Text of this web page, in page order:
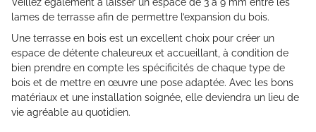
Veillez également à laisser un espace de 3 à 9 mm entre les
lames de terrasse afin de permettre l’expansion du bois.
Une terrasse en bois est un excellent choix pour créer un
espace de détente chaleureux et accueillant, à condition de
bien prendre en compte les spécificités de chaque type de
bois et de mettre en œuvre une pose adaptée. Avec les bons
matériaux et une installation soignée, elle deviendra un lieu de
vie agréable au quotidien.